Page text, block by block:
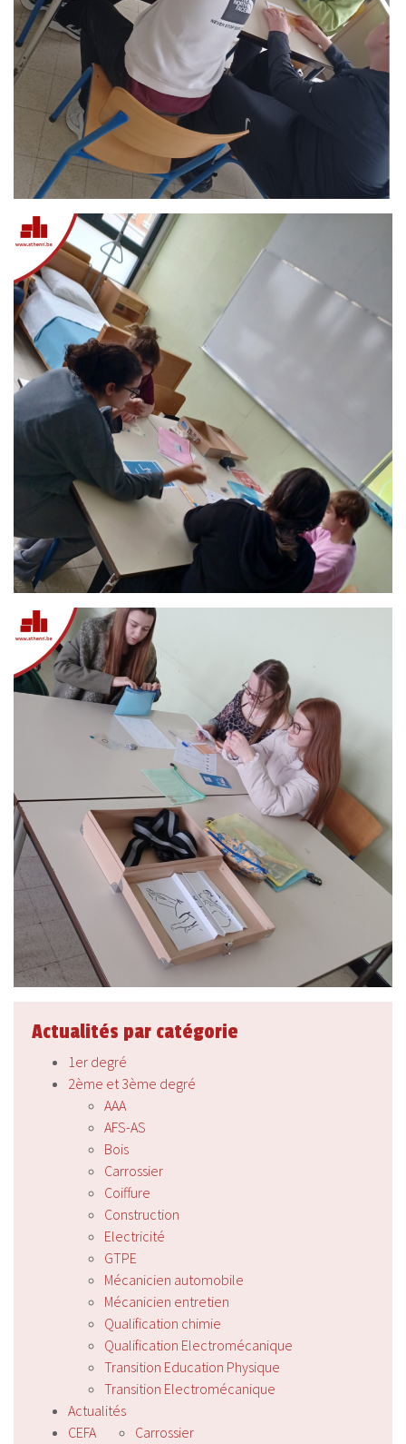
Actualités par catégorie
1er degré
2ème et 3ème degré
AAA
AFS-AS
Bois
Carrossier
Coiffure
Construction
Electricité
GTPE
Mécanicien automobile
Mécanicien entretien
Qualification chimie
Qualification Electromécanique
Transition Education Physique
Transition Electromécanique
Actualités
CEFA
Carrossier